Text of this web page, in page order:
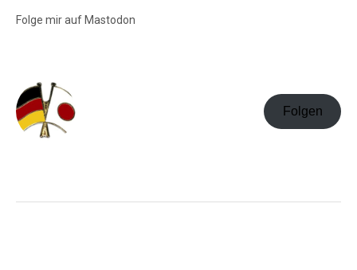
Folge mir auf Mastodon
Folgen